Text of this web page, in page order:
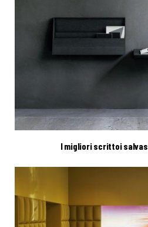
I migliori scrittoi